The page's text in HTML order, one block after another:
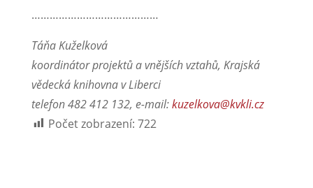
……………………………………
Táňa Kuželková
koordinátor projektů a vnějších vztahů, Krajská
vědecká knihovna v Liberci
telefon 482 412 132, e-mail:kuzelkova@kvkli.cz
Počet zobrazení: 722